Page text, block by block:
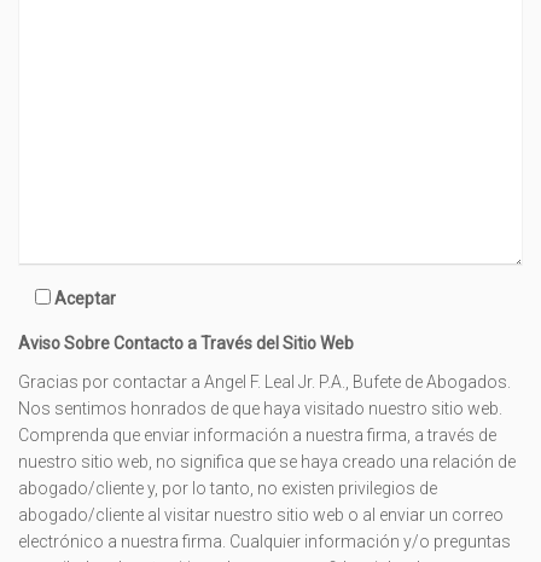
Aceptar
Aviso Sobre Contacto a Través del Sitio Web
Gracias por contactar a Angel F. Leal Jr. P.A., Bufete de Abogados.
Nos sentimos honrados de que haya visitado nuestro sitio web.
Comprenda que enviar información a nuestra firma, a través de
nuestro sitio web, no significa que se haya creado una relación de
abogado/cliente y, por lo tanto, no existen privilegios de
abogado/cliente al visitar nuestro sitio web o al enviar un correo
electrónico a nuestra firma. Cualquier información y/o preguntas